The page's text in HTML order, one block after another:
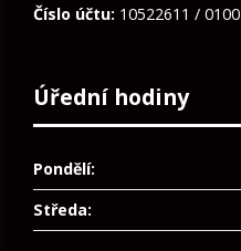
Číslo účtu: 10522611 / 0100
Úřední hodiny
Pondělí:
Středa: